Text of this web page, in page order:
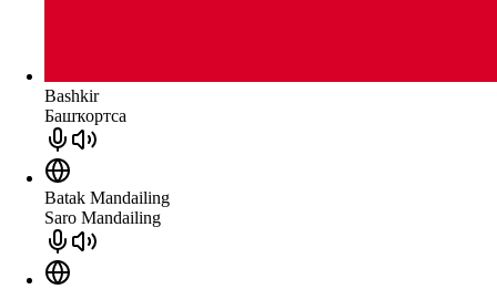
Bashkir
Башҡортса
Batak Mandailing
Saro Mandailing